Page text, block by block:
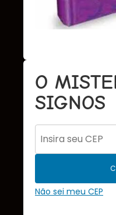
O
SIGNOS
Não sei meu CEP